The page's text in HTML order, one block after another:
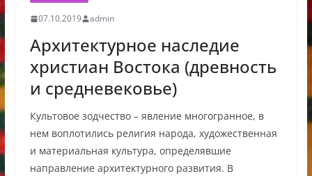
07.10.2019 admin
Архитектурное наследие
христиан Востока (древность
и средневековье)
Культовое зодчество – явление многогранное, в
нем воплотились религия народа, художественная
и материальная культура, определявшие
направление архитектурного развития. В